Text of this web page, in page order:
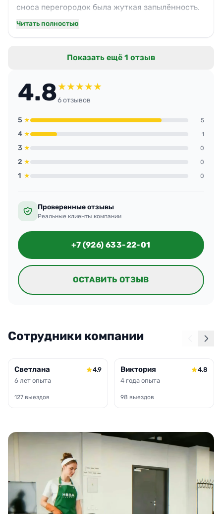
сноса перегородок была жуткая запылённость.
Сотрудники Нова знают своё дело: оперативно
рук строителей) оттёрли без следа. Остался
скорость и аккуратность.
Читать полностью
Показать ещё 1 отзыв
4.8★★★★★
6 отзывов
5 ★ 5
4 ★ 1
3 ★ 0
2 ★ 0
1 ★ 0
Проверенные отзывы
Реальные клиенты компании
+7 (926) 633-22-01
ОСТАВИТЬ ОТЗЫВ
Сотрудники компании
Светлана
4.9
6 лет опыта
127 выездов
Виктория
4.8
4 года опыта
98 выездов